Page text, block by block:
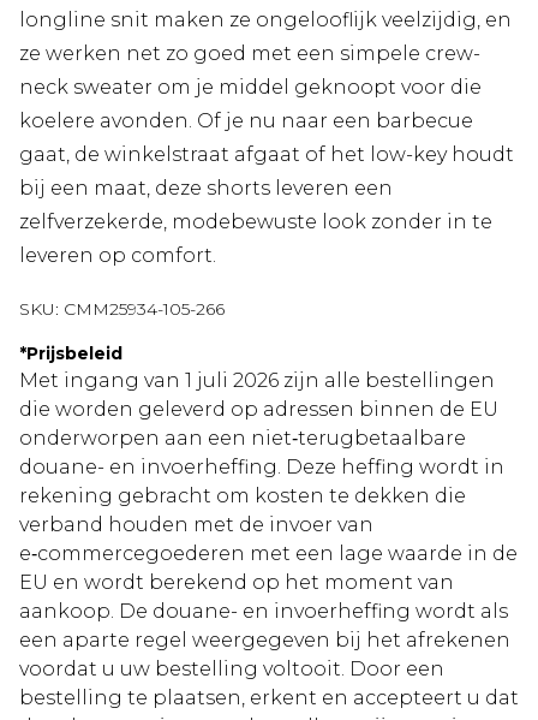
longline snit maken ze ongelooflijk veelzijdig, en
ze werken net zo goed met een simpele crew-
neck sweater om je middel geknoopt voor die
koelere avonden. Of je nu naar een barbecue
gaat, de winkelstraat afgaat of het low-key houdt
bij een maat, deze shorts leveren een
zelfverzekerde, modebewuste look zonder in te
leveren op comfort.
SKU: CMM25934-105-266
*Prijsbeleid
Met ingang van 1 juli 2026 zijn alle bestellingen
die worden geleverd op adressen binnen de EU
onderworpen aan een niet‑terugbetaalbare
douane- en invoerheffing. Deze heffing wordt in
rekening gebracht om kosten te dekken die
verband houden met de invoer van
e‑commercegoederen met een lage waarde in de
EU en wordt berekend op het moment van
aankoop. De douane- en invoerheffing wordt als
een aparte regel weergegeven bij het afrekenen
voordat u uw bestelling voltooit. Door een
bestelling te plaatsen, erkent en accepteert u dat